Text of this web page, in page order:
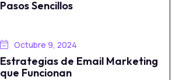
Pasos Sencillos
Octubre 9, 2024
Estrategias de Email Marketing
que Funcionan